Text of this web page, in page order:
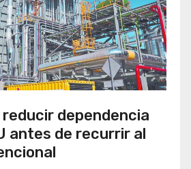
reducir dependencia
antes de recurrir al